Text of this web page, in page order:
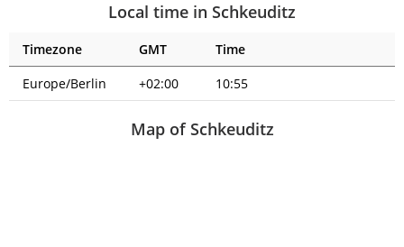
Local time in Schkeuditz
Timezone GMT
Time
Europe/Berlin
+02:00 10:56
Map of Schkeuditz